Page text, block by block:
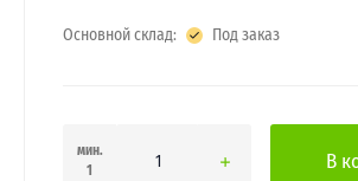
Основной склад: Под заказ
мин.
1
В